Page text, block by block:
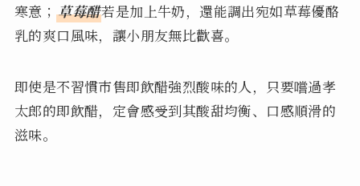
寒意；草莓醋若是加上牛奶，還能調出宛如草莓優酪
乳的爽口風味，讓小朋友無比歡喜。
即使是不習慣市售即飲醋強烈酸味的人，只要嚐過孝
太郎的即飲醋，定會感受到其酸甜均衡、口感順滑的
滋味。